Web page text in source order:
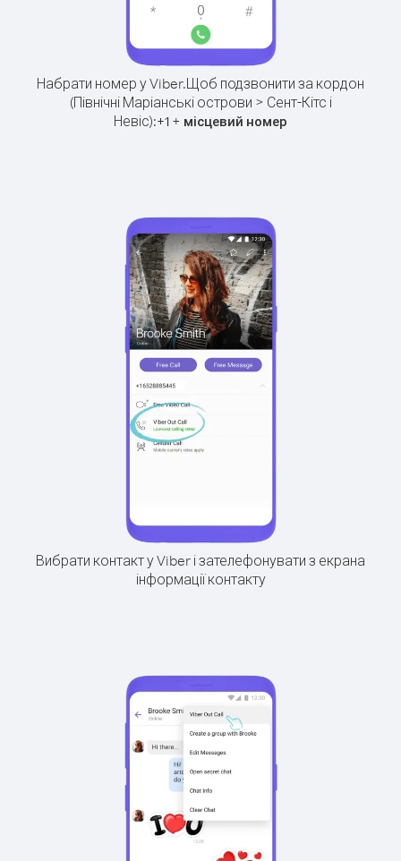
Набрати номер у Viber.Щоб подзвонити за кордон
(Північні Маріанські острови > Сент-Кітс і
Невіс):+1 + місцевий номер
Вибрати контакт у Viber і зателефонувати з екрана
інформації контакту